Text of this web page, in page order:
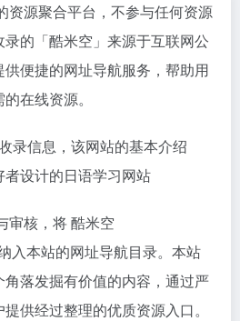
资源聚合平台，不参与任何资源
的「酷米空」来源于互联网公
便捷的网址导航服务，帮助用
在线资源。
录信息，该网站的基本介绍
设计的日语学习网站
审核，将 酷米空
入本站的网址导航目录。本站
落发掘有价值的内容，通过严
供经过整理的优质资源入口。